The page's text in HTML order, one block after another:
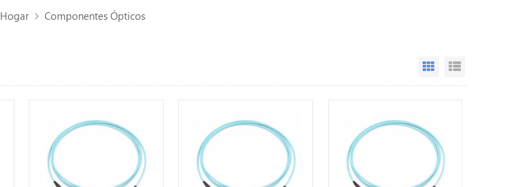
Hogar Componentes Ópticos
Grid View